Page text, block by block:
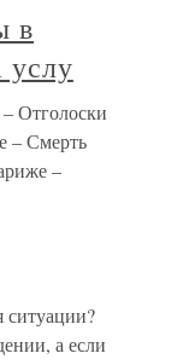
в
услу
Отголоски
– Смерть
–
ситуации?
а если